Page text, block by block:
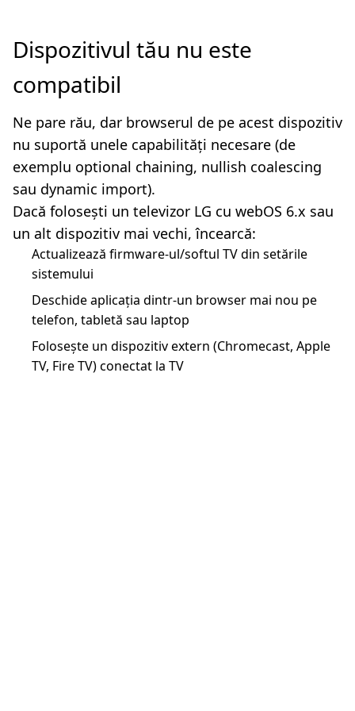
Dispozitivul tău nu este
compatibil
Ne pare rău, dar browserul de pe acest dispozitiv
nu suportă unele capabilități necesare (de
exemplu optional chaining, nullish coalescing
sau dynamic import).
Dacă folosești un televizor LG cu webOS 6.x sau
un alt dispozitiv mai vechi, încearcă:
Actualizează firmware-ul/softul TV din setările
sistemului
Deschide aplicația dintr-un browser mai nou pe
telefon, tabletă sau laptop
Folosește un dispozitiv extern (Chromecast, Apple
TV, Fire TV) conectat la TV